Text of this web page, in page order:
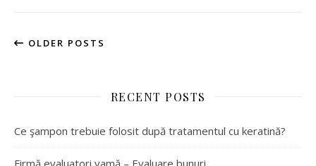
OLDER POSTS
RECENT POSTS
Ce şampon trebuie folosit după tratamentul cu keratină?
Firmă evaluatori vamă – Evaluare bunuri